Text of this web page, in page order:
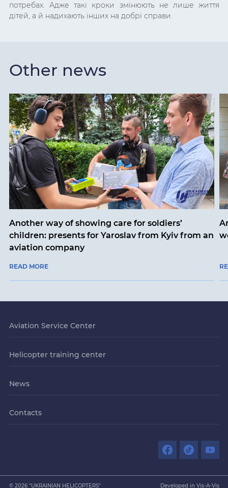
потребах. Адже такі кроки змінюють не лише життя
дітей, а й надихають інших на добрі справи.
Other news
Another way of showing care for soldiers’
children: presents for Yaroslav from Kyiv from an
aviation company
READ MORE
Aviation Service Center
Helicopter training center
News
Contacts
© 2026 "UKRAINIAN HELICOPTERS" Developed in Vis-A-Vis